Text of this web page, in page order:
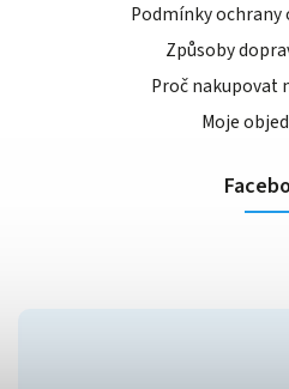
Podmínky ochrany
Způsoby
Proč nakupovat
Moje